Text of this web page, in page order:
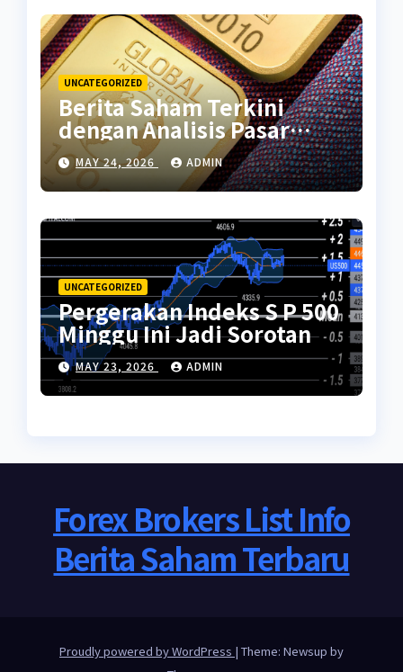
UNCATEGORIZED
Berita Saham Terkini
dengan Analisis Pasar
Global
MAY 24, 2026 ADMIN
UNCATEGORIZED
Pergerakan Indeks S P 500
Minggu Ini Jadi Sorotan
MAY 23, 2026 ADMIN
Forex Brokers List Info
Berita Saham Terbaru
Proudly powered by WordPress | Theme: Newsup by